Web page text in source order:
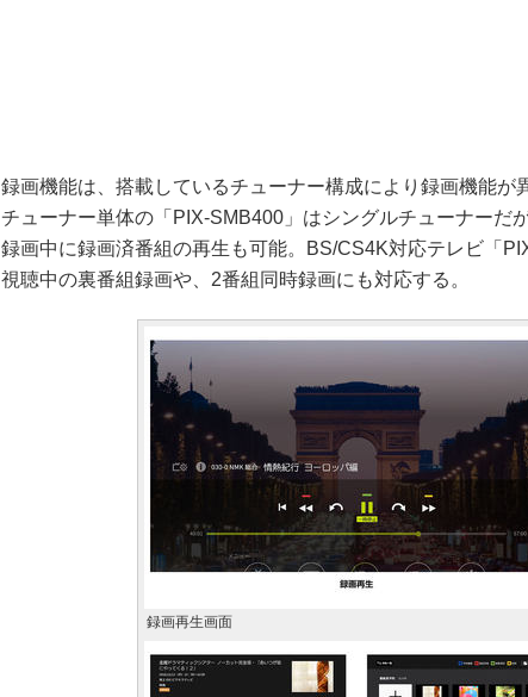
録画機能は、搭載しているチューナー構成により録画機能が
チューナー単体の「PIX-SMB400」はシングルチューナーだ
録画中に録画済番組の再生も可能。BS/CS4K対応テレビ「
視聴中の裏番組録画や、2番組同時録画にも対応する。
録画再生画面